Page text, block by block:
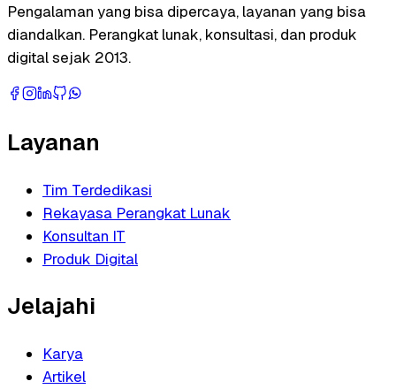
Pengalaman yang bisa dipercaya, layanan yang bisa
diandalkan. Perangkat lunak, konsultasi, dan produk
digital sejak 2013.
Layanan
Tim Terdedikasi
Rekayasa Perangkat Lunak
Konsultan IT
Produk Digital
Jelajahi
Karya
Artikel